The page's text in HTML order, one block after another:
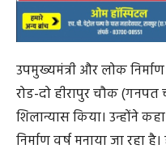
उपमुख्यमंत्री और लोक
रोड-दो हीरापुर चौक
शिलान्यास किया। उन्होंने
निर्माण वर्ष मनाया जा रहा